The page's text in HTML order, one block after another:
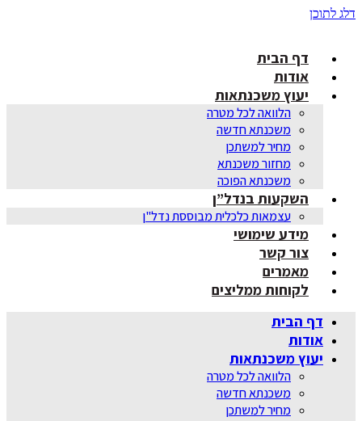
דלג לתוכן
דף הבית
אודות
יעוץ משכנתאות
הלוואה לכל מטרה
משכנתא חדשה
מחיר למשתכן
מחזור משכנתא
משכנתא הפוכה
השקעות בנדל”ן
עצמאות כלכלית מבוססת נדל"ן
מידע שימושי
צור קשר
מאמרים
לקוחות ממליצים
דף הבית
אודות
יעוץ משכנתאות
הלוואה לכל מטרה
משכנתא חדשה
מחיר למשתכן